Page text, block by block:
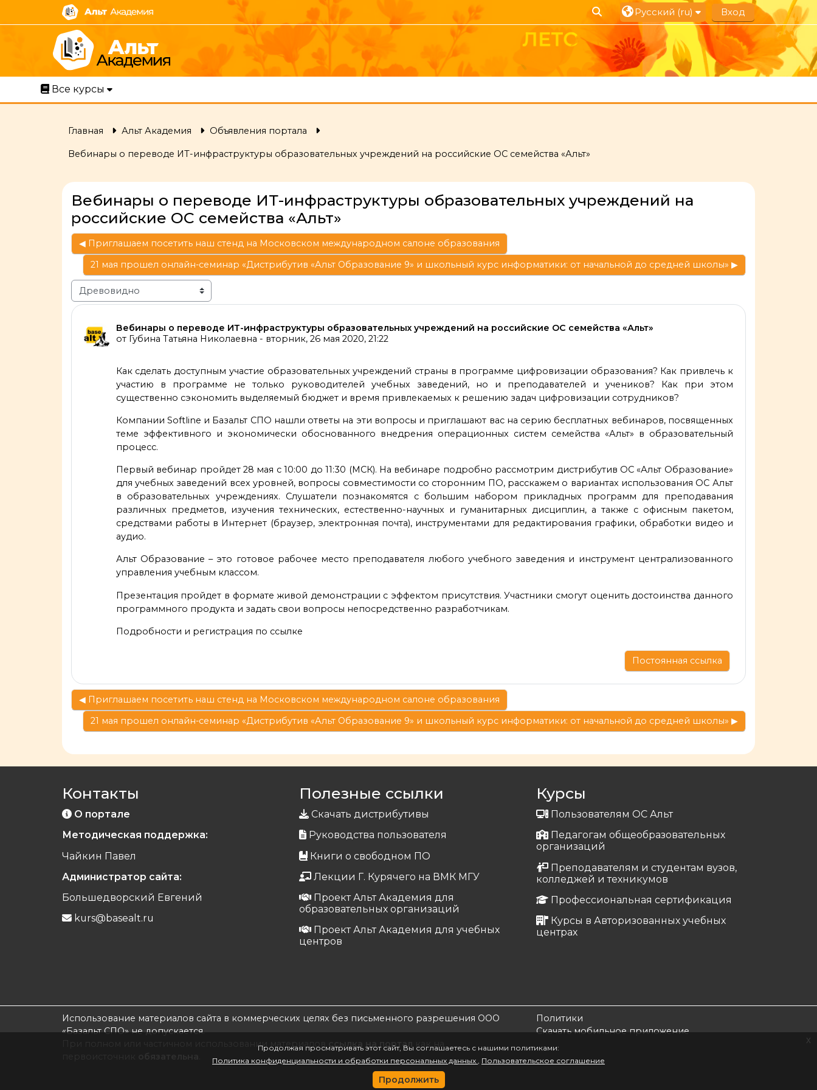
Перейти к основному содержанию
Продолжая просматривать этот сайт, Вы соглашаетесь с нашими политиками:
Политика конфиденциальности и обработки персональных данных
Пользовательское соглашение
Продолжить
x
Изменить данные поисковой строки
Русский ‎(ru)‎ Вход
Все курсы
Главная Альт Академия Объявления портала
Вебинары о переводе ИТ-инфраструктуры образовательных учреждений на российские ОС семейства «Альт»
Вебинары о переводе ИТ-инфраструктуры образовательных учреждений на
российские ОС семейства «Альт»
◀︎ Приглашаем посетить наш стенд на Московском международном салоне образования
21 мая прошел онлайн-семинар «Дистрибутив «Альт Образование 9» и школьный курс информатики: от начальной до средней школы» ▶︎
Режим отображения
Вебинары о переводе ИТ-инфраструктуры образовательных учреждений на российские ОС семейства «Альт»
от Губина Татьяна Николаевна - вторник, 26 мая 2020, 21:22
Количество ответов: 0
Как сделать доступным участие образовательных учреждений страны в программе цифровизации образования? Как привлечь к
участию в программе не только руководителей учебных заведений, но и преподавателей и учеников? Как при этом
существенно сэкономить выделяемый бюджет и время привлекаемых к решению задач цифровизации сотрудников?
Компании Softline и Базальт СПО нашли ответы на эти вопросы и приглашают вас на серию бесплатных вебинаров, посвященных
теме эффективного и экономически обоснованного внедрения операционных систем семейства «Альт» в образовательный
процесс.
Первый вебинар пройдет 28 мая с 10:00 до 11:30 (МСК). На вебинаре подробно рассмотрим дистрибутив ОС «Альт Образование»
для учебных заведений всех уровней, вопросы совместимости со сторонним ПО, расскажем о вариантах использования ОС Альт
в образовательных учреждениях. Слушатели познакомятся с большим набором прикладных программ для преподавания
различных предметов, изучения технических, естественно-научных и гуманитарных дисциплин, а также с офисным пакетом,
средствами работы в Интернет (браузер, электронная почта), инструментами для редактирования графики, обработки видео и
аудио.
Альт Образование – это готовое рабочее место преподавателя любого учебного заведения и инструмент централизованного
управления учебным классом.
Презентация пройдет в формате живой демонстрации с эффектом присутствия. Участники смогут оценить достоинства данного
программного продукта и задать свои вопросы непосредственно разработчикам.
Подробности и регистрация по ссылке
Постоянная ссылка
◀︎ Приглашаем посетить наш стенд на Московском международном салоне образования
21 мая прошел онлайн-семинар «Дистрибутив «Альт Образование 9» и школьный курс информатики: от начальной до средней школы» ▶︎
Контакты
О портале
Методическая поддержка:
Чайкин Павел
Администратор сайта:
Большедворский Евгений
kurs@basealt.ru
Полезные ссылки
Скачать дистрибутивы
Руководства пользователя
Книги о свободном ПО
Лекции Г. Курячего на ВМК МГУ
Проект Альт Академия для
образовательных организаций
Проект Альт Академия для учебных
центров
Курсы
Пользователям ОС Альт
Педагогам общеобразовательных
организаций
Преподавателям и студентам вузов,
колледжей и техникумов
Профессиональная сертификация
Курсы в Авторизованных учебных
центрах
Использование материалов сайта в коммерческих целях без письменного разрешения ООО
«Базальт СПО» не допускается.
При полном или частичном использовании материалов
ссылка на портал
Политики
Скачать мобильное приложение